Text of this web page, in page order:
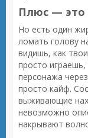
Плюс — это
Но есть один
ломать голову
видишь, как
просто
персонажа
просто кайф.
выживающие
невозможно
накрывают